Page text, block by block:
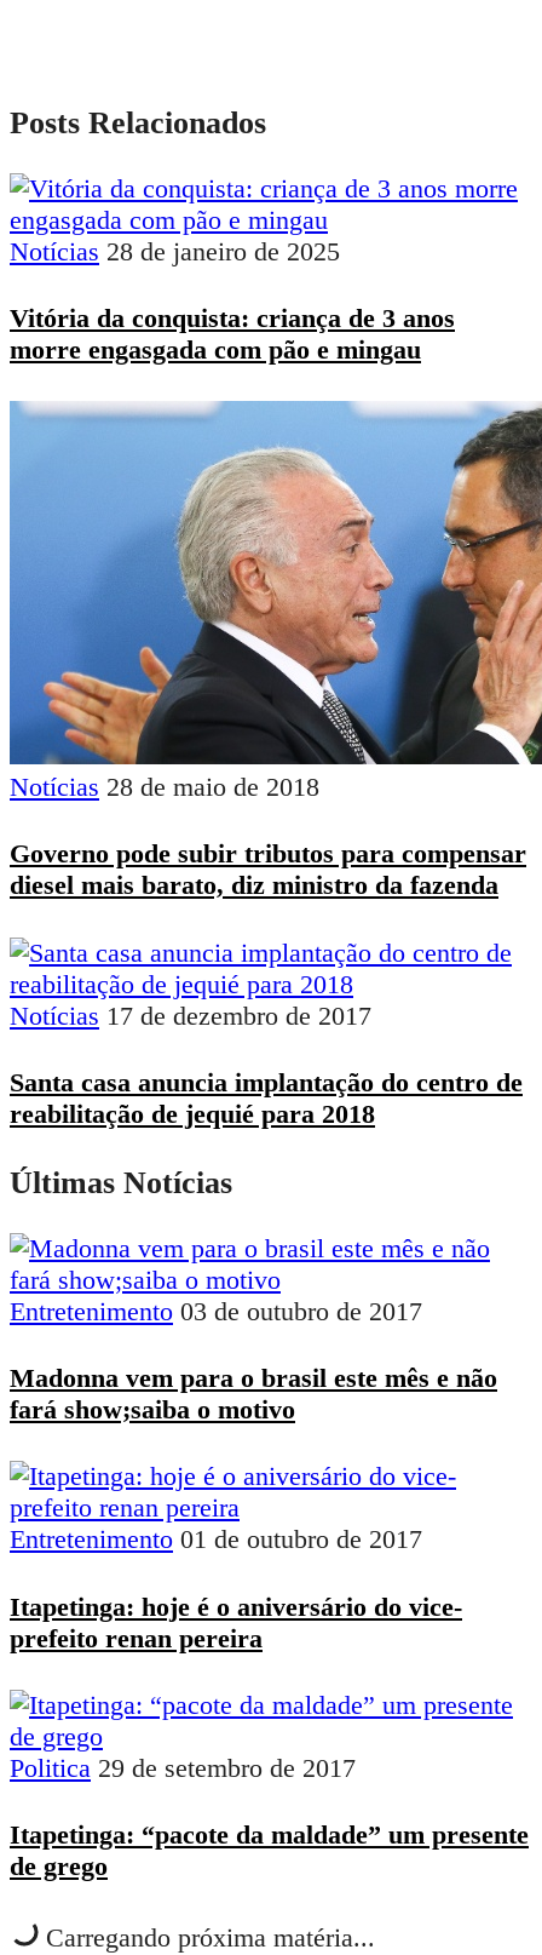
Posts Relacionados
Notícias 28 de janeiro de 2025
Vitória da conquista: criança de 3 anos
morre engasgada com pão e mingau
Notícias 28 de maio de 2018
Governo pode subir tributos para compensar
diesel mais barato, diz ministro da fazenda
Notícias 17 de dezembro de 2017
Santa casa anuncia implantação do centro de
reabilitação de jequié para 2018
Últimas Notícias
Entretenimento 03 de outubro de 2017
Madonna vem para o brasil este mês e não
fará show;saiba o motivo
Entretenimento 01 de outubro de 2017
Itapetinga: hoje é o aniversário do vice-
prefeito renan pereira
Politica 29 de setembro de 2017
Itapetinga: “pacote da maldade” um presente
de grego
Carregando próxima matéria...